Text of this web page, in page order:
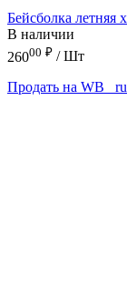
Бейсболка летняя
В наличии
26000 ₽ / Шт
Продать на WB